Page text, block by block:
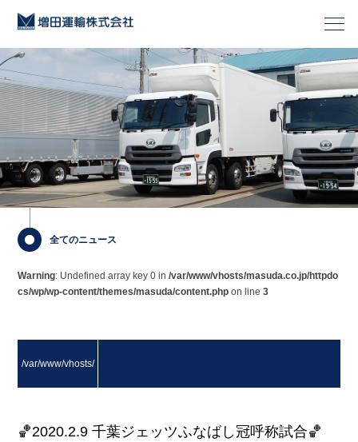
全てのニュース
Warning: Undefined array key 0 in/var/www/vhosts/masuda.co.jp/httpdo
cs/wp/wp-content/themes/masuda/content.php on line3
/var/www/vhosts/
🏀2020.2.9 千葉ジェッツふなばし冠呼称試合🏀